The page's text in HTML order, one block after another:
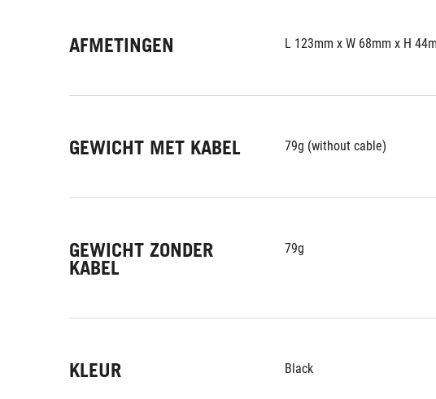
AFMETINGEN L 123mm x W 68mm x H
GEWICHT MET KABEL 79g (without cable)
GEWICHT ZONDER
KABEL
79g
KLEUR Black